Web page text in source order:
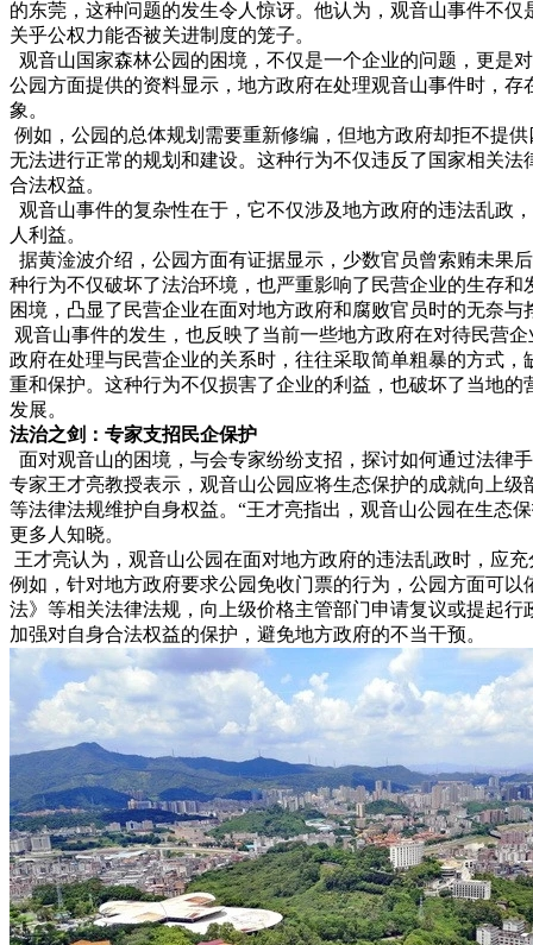
的东莞，这种问题的发生令人惊讶。他认为，观音山事件不仅
关乎公权力能否被关进制度的笼子。
观音山国家森林公园的困境，不仅是一个企业的问题，更是
公园方面提供的资料显示，地方政府在处理观音山事件时，存
象。
例如，公园的总体规划需要重新修编，但地方政府却拒不提
无法进行正常的规划和建设。这种行为不仅违反了国家相关法
合法权益。
观音山事件的复杂性在于，它不仅涉及地方政府的违法乱政
人利益。
据黄淦波介绍，公园方面有证据显示，少数官员曾索贿未果
种行为不仅破坏了法治环境，也严重影响了民营企业的生存和
困境，凸显了民营企业在面对地方政府和腐败官员时的无奈与
观音山事件的发生，也反映了当前一些地方政府在对待民营
政府在处理与民营企业的关系时，往往采取简单粗暴的方式，
重和保护。这种行为不仅损害了企业的利益，也破坏了当地的
发展。
法治之剑：专家支招民企保护
面对观音山的困境，与会专家纷纷支招，探讨如何通过法律
专家王才亮教授表示，观音山公园应将生态保护的成就向上级
等法律法规维护自身权益。“王才亮指出，观音山公园在生态
更多人知晓。
王才亮认为，观音山公园在面对地方政府的违法乱政时，应
例如，针对地方政府要求公园免收门票的行为，公园方面可以
法》等相关法律法规，向上级价格主管部门申请复议或提起行
加强对自身合法权益的保护，避免地方政府的不当干预。